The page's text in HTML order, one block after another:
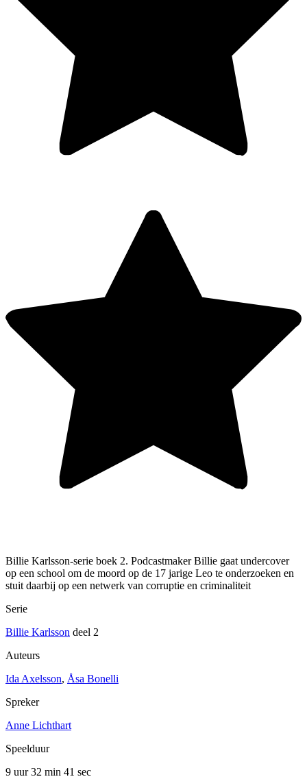
Billie Karlsson-serie boek 2. Podcastmaker Billie gaat undercover
op een school om de moord op de 17 jarige Leo te onderzoeken en
stuit daarbij op een netwerk van corruptie en criminaliteit
Serie
Billie Karlsson deel 2
Auteurs
Ida Axelsson, Åsa Bonelli
Spreker
Anne Lichthart
Speelduur
9 uur 32 min 41 sec